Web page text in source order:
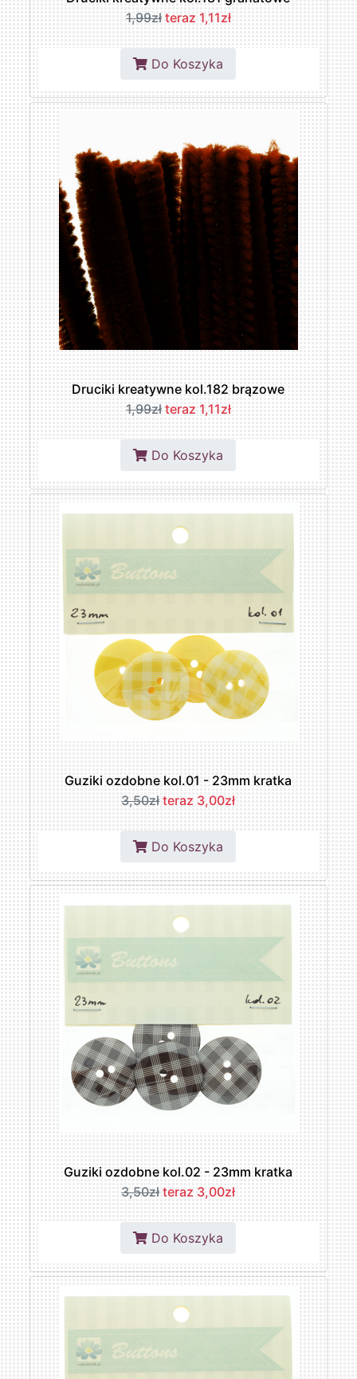
1,99zł teraz 1,11zł
Do Koszyka
Druciki kreatywne kol.182 brązowe
1,99zł teraz 1,11zł
Do Koszyka
Guziki ozdobne kol.01 - 23mm kratka
3,50zł teraz 3,00zł
Do Koszyka
Guziki ozdobne kol.02 - 23mm kratka
3,50zł teraz 3,00zł
Do Koszyka